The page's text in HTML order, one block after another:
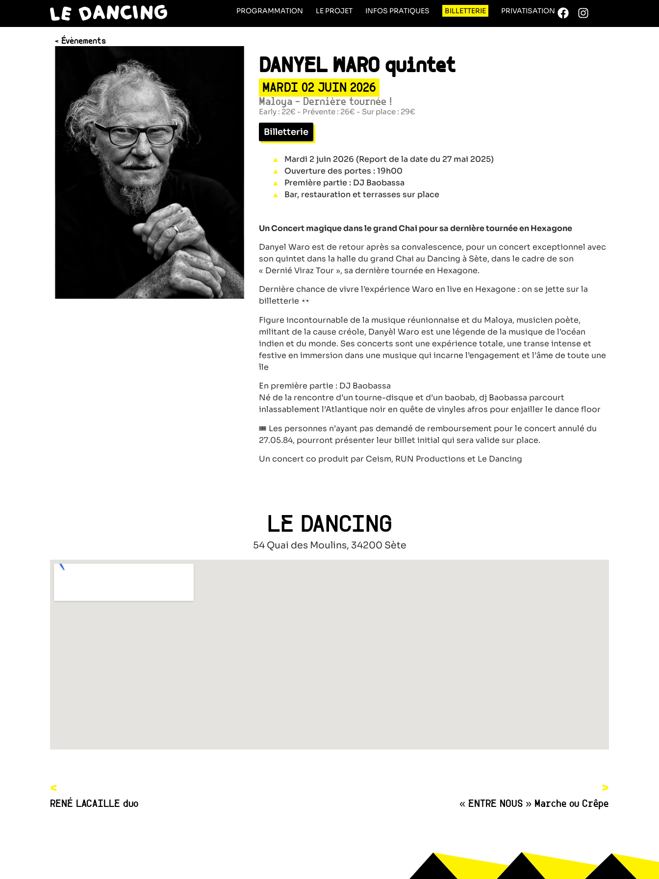
PROGRAMMATION LE PROJET INFOS PRATIQUES BILLETTERIE PRIVATISATION
< Évènements
DANYEL WARO quintet
MARDI 02 JUIN 2026
Maloya - Dernière tournée !
Early : 22€ - Prévente : 26€ - Sur place : 29€
Billetterie
Mardi 2 juin 2026 (Report de la date du 27 mai 2025)
Ouverture des portes : 19h00
Première partie : DJ Baobassa
Bar, restauration et terrasses sur place
Un Concert magique dans le grand Chai pour sa dernière tournée en Hexagone
Danyel Waro est de retour après sa convalescence, pour un concert exceptionnel avec
son quintet dans la halle du grand Chai au Dancing à Sète, dans le cadre de son
« Dernié Viraz Tour », sa dernière tournée en Hexagone.
Dernière chance de vivre l’expérience Waro en live en Hexagone : on se jette sur la
billetterie
Figure incontournable de la musique réunionnaise et du Maloya, musicien poète,
militant de la cause créole, Danyèl Waro est une légende de la musique de l’océan
indien et du monde. Ses concerts sont une expérience totale, une transe intense et
festive en immersion dans une musique qui incarne l’engagement et l’âme de toute une
île
En première partie : DJ Baobassa
Né de la rencontre d’un tourne-disque et d’un baobab, dj Baobassa parcourt
inlassablement l’Atlantique noir en quête de vinyles afros pour enjailler le dance floor
🎟 Les personnes n’ayant pas demandé de remboursement pour le concert annulé du
27.05.84, pourront présenter leur billet initial qui sera valide sur place.
Un concert co produit par Ceism, RUN Productions et Le Dancing
LE DANCING
54 Quai des Moulins, 34200 Sète
<
RENÉ LACAILLE duo
>
« ENTRE NOUS » Marche ou Crêpe